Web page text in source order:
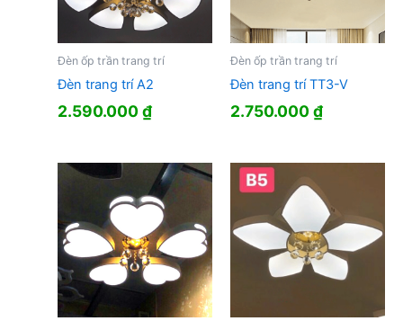
Đèn ốp trần trang trí
Đèn trang trí A2
2.590.000₫
Đèn ốp trần trang trí
Đèn trang trí TT3-V
2.750.000₫